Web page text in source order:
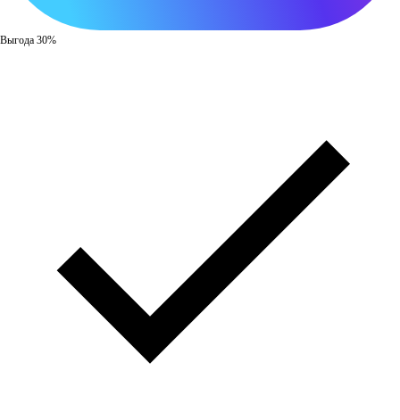
Выгода 30%